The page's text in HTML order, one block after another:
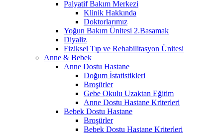
Palyatif Bakım Merkezi
Klinik Hakkında
Doktorlarımız
Yoğun Bakım Ünitesi 2.Basamak
Diyaliz
Fiziksel Tıp ve Rehabilitasyon Ünitesi
Anne & Bebek
Anne Dostu Hastane
Doğum İstatistikleri
Broşürler
Gebe Okulu Uzaktan Eğitim
Anne Dostu Hastane Kriterleri
Bebek Dostu Hastane
Broşürler
Bebek Dostu Hastane Kriterleri